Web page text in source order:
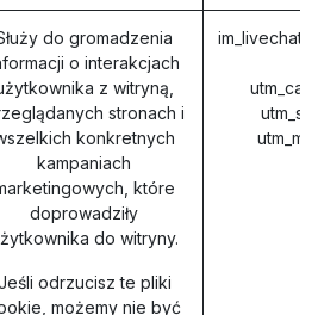
do gromadzenia
o interakcjach
z witryną,
stronach i
konkretnych
kampaniach
które
doprowadziły
do witryny.
odrzucisz te pliki
możemy nie być